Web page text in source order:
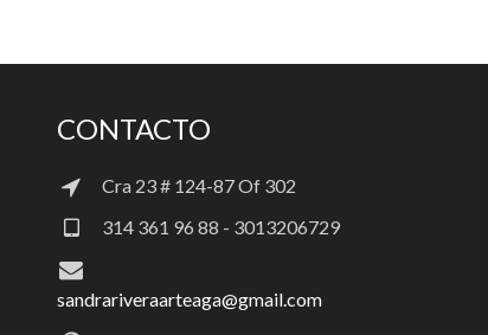
CONTACTO
Cra 23 # 124-87 Of 302
314 361 96 88 - 3013206729
sandrariveraarteaga@gmail.com